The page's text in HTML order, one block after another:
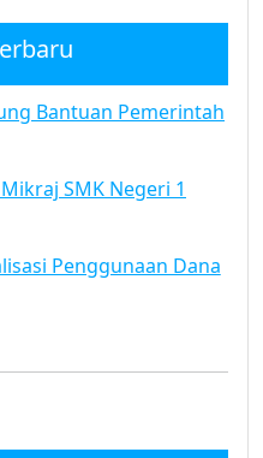
Bantuan Pemerintah
SMK Negeri 1
Penggunaan Dana